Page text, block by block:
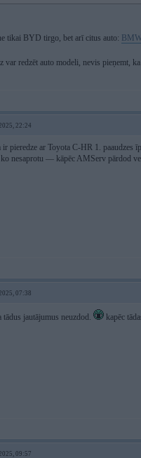
tikai BYD tirgo, bet arī citus auto:
var redzēt auto modeli, nevis pieņemt,
22:24
ir pieredze ar Toyota C-HR 1. paaudzes
nesaprotu — kāpēc AMServ pārdod
07:38
tādus jautājumus neuzdod. kapēc
09:57